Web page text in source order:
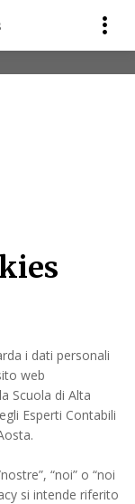
i dati personali
web
Scuola di Alta
Esperti Contabili
“noi” o “noi
si intende riferito